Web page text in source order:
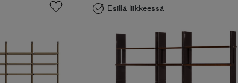
Esillä liikkeessä